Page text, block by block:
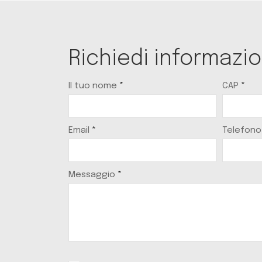
Richiedi
Il tuo nome * CAP *
Email * Telefono
Messaggio *